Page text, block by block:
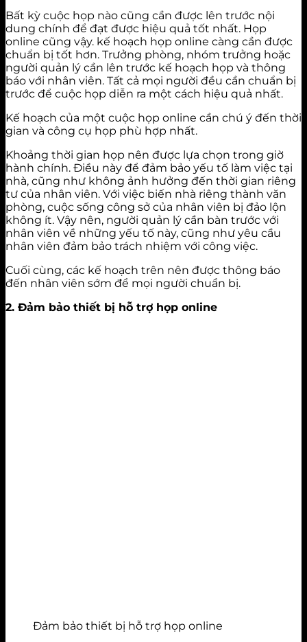
Bất kỳ cuộc họp nào cũng cần được lên trước nội
dung chính để đạt được hiệu quả tốt nhất. Họp
online cũng vậy. kế hoạch họp online càng cần được
chuẩn bị tốt hơn. Trưởng phòng, nhóm trưởng hoặc
người quản lý cần lên trước kế hoạch họp và thông
báo với nhân viên. Tất cả mọi người đều cần chuẩn bị
trước để cuộc họp diễn ra một cách hiệu quả nhất.
Kế hoạch của một cuộc họp online cần chú ý đến thời
gian và công cụ họp phù hợp nhất.
Khoảng thời gian họp nên được lựa chọn trong giờ
hành chính. Điều này để đảm bảo yếu tố làm việc tại
nhà, cũng như không ảnh hưởng đến thời gian riêng
tư của nhân viên. Với việc biến nhà riêng thành văn
phòng, cuộc sống công sở của nhân viên bị đảo lộn
không ít. Vậy nên, người quản lý cần bàn trước với
nhân viên về những yếu tố này, cũng như yêu cầu
nhân viên đảm bảo trách nhiệm với công việc.
Cuối cùng, các kế hoạch trên nên được thông báo
đến nhân viên sớm để mọi người chuẩn bị.
2. Đảm bảo thiết bị hỗ trợ họp online
Đảm bảo thiết bị hỗ trợ họp online